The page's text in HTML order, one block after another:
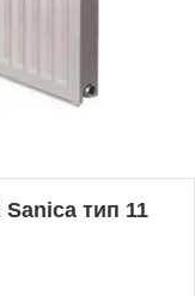
тип 11